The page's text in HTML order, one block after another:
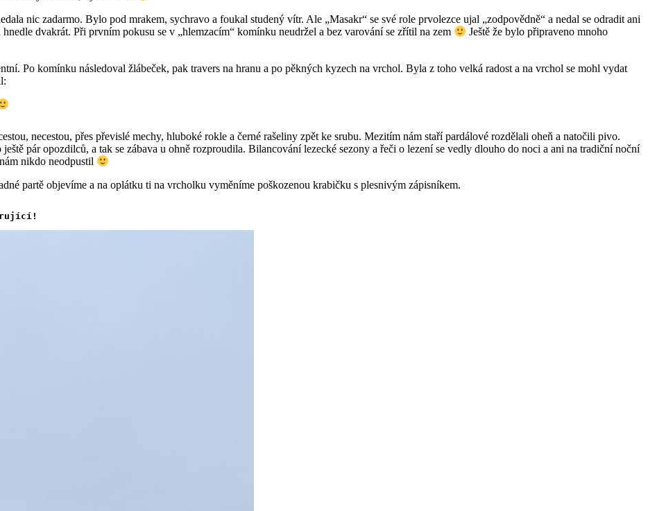
nic zadarmo. Bylo pod mrakem, sychravo a foukal studený vítr. Ale „Masakr“ se své role prvolezce ujal „zodpovědně“ a nedal se odradit ani
dvakrát. Při prvním pokusu se v „hlemzacím“ komínku neudržel a bez varování se zřítil na zem
Ještě že bylo připraveno mnoho
Po komínku následoval žlábeček, pak travers na hranu a po pěkných kyzech na vrchol. Byla z toho velká radost a na vrchol se mohl vydat
necestou, přes převislé mechy, hluboké rokle a černé rašeliny zpět ke srubu. Mezitím nám staří pardálové rozdělali oheň a natočili pivo.
pár opozdilců, a tak se zábava u ohně rozproudila. Bilancování lezecké sezony a řeči o lezení se vedly dlouho do noci a ani na tradiční noční
nikdo neodpustil
partě objevíme a na oplátku ti na vrcholku vyměníme poškozenou krabičku s plesnivým zápisníkem.